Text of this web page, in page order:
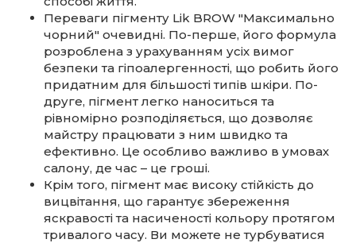
Переваги пігменту Lik BROW "Максимально
чорний" очевидні. По-перше, його формула
розроблена з урахуванням усіх вимог
безпеки та гіпоалергенності, що робить його
придатним для більшості типів шкіри. По-
друге, пігмент легко наноситься та
рівномірно розподіляється, що дозволяє
майстру працювати з ним швидко та
ефективно. Це особливо важливо в умовах
салону, де час – це гроші.
Крім того, пігмент має високу стійкість до
вицвітання, що гарантує збереження
яскравості та насиченості кольору протягом
тривалого часу. Ви можете не турбуватися